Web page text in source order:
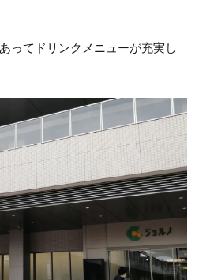
ってドリンクメニューが充実し